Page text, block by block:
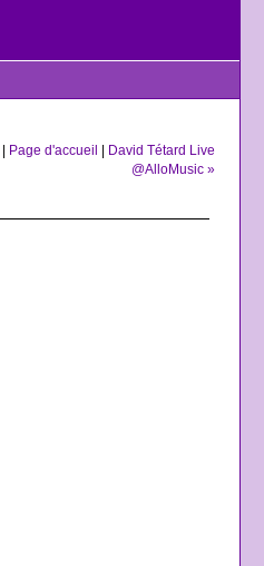
| Page d'accueil | David Tétard Live
@AlloMusic »